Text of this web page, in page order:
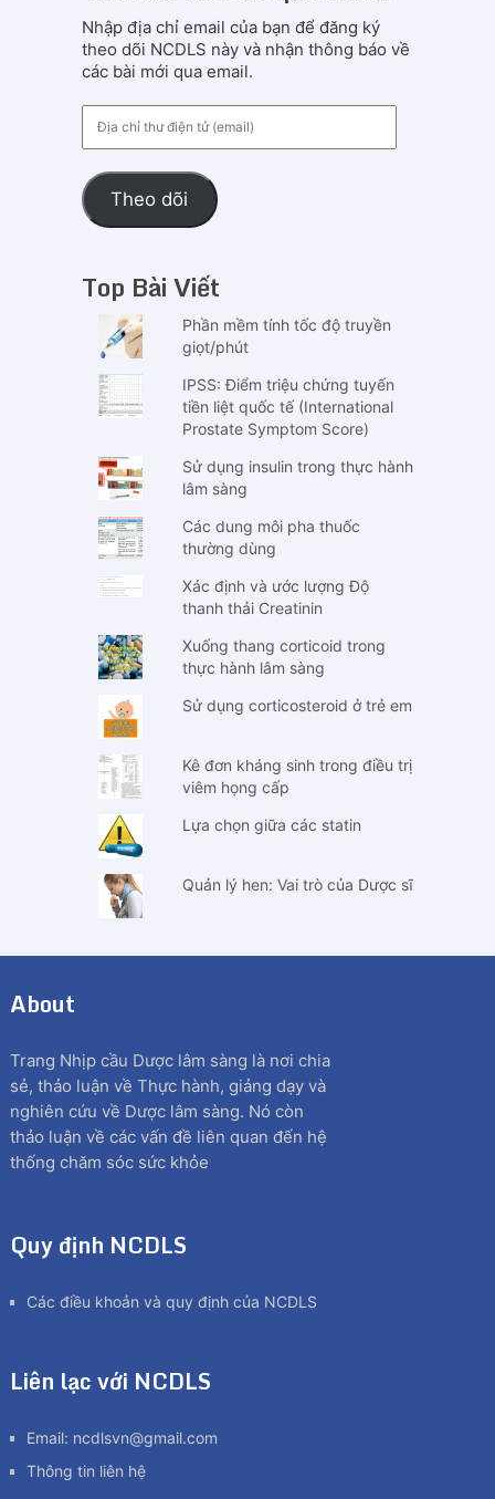
Nhập địa chỉ email của bạn để đăng ký
theo dõi NCDLS này và nhận thông báo về
các bài mới qua email.
chỉ
điện
tử
(email)
Theo dõi
Top Bài Viết
Phần mềm tính tốc độ truyền
giọt/phút
IPSS: Điểm triệu chứng tuyến
tiền liệt quốc tế (International
Prostate Symptom Score)
Sử dụng insulin trong thực hành
lâm sàng
Các dung môi pha thuốc
thường dùng
Xác định và ước lượng Độ
thanh thải Creatinin
Xuống thang corticoid trong
thực hành lâm sàng
Sử dụng corticosteroid ở trẻ em
Kê đơn kháng sinh trong điều trị
viêm họng cấp
Lựa chọn giữa các statin
Quản lý hen: Vai trò của Dược sĩ
About
Trang Nhịp cầu Dược lâm sàng là nơi chia
sẻ, thảo luận về Thực hành, giảng dạy và
nghiên cứu về Dược lâm sàng. Nó còn
thảo luận về các vấn đề liên quan đến hệ
thống chăm sóc sức khỏe
Quy định NCDLS
Các điều khoản và quy định của NCDLS
Liên lạc với NCDLS
Email: ncdlsvn@gmail.com
Thông tin liên hệ